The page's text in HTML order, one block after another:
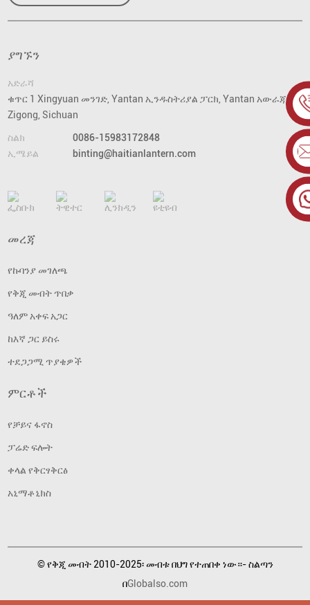
ያግኙን
አድራሻ
ቁጥር 1 Xingyuan መንገድ, Yantan ኢንዱስትሪያል ፓርክ, Yantan አውራጃ,
Zigong, Sichuan
ስልክ
0086-15983172848
ኢሜይል
binting@haitianlantern.com
መረጃ
የኩባንያ መገለጫ
የቅጂ መብት ጥበቃ
ዓለም አቀፍ አጋር
ከእኛ ጋር ይስሩ
ተደጋጋሚ ጥያቄዎች
ምርቶች
የቻይና ፋኖስ
ፓሬድ ፍሎት
ቀላል የቅርፃቅርፅ
አኒማቶኒክስ
© የቅጂ መብት 2010-2025፡ መብቱ በህግ የተጠበቀ ነው።- ስልጣን
በGlobalso.com